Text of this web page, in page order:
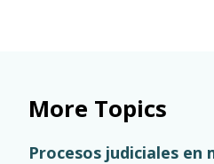
More Topics
Procesos judiciales en